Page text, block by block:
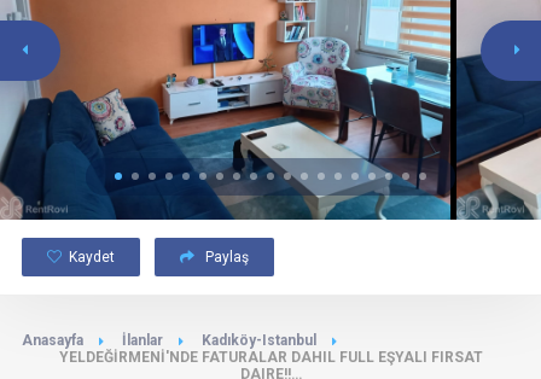
Kaydet Paylaş
Anasayfa İlanlar
Kadıköy-Istanbul
YELDEĞİRMENİ'NDE FATURALAR DAHIL FULL EŞYALI FIRSAT
DAIRE!!…